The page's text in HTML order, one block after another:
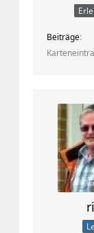
Beiträge